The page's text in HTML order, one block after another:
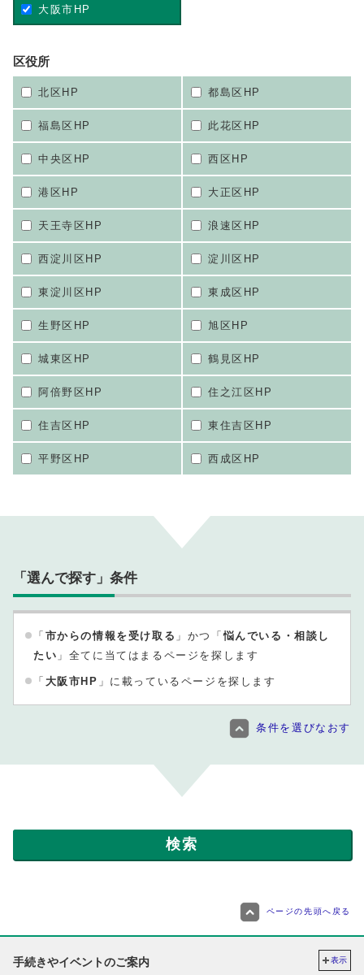
大阪市HP
区役所
北区HP 都島区HP
福島区HP 此花区HP
中央区HP 西区HP
港区HP 大正区HP
天王寺区HP 浪速区HP
西淀川区HP 淀川区HP
東淀川区HP 東成区HP
生野区HP 旭区HP
城東区HP 鶴見区HP
阿倍野区HP 住之江区HP
住吉区HP 東住吉区HP
平野区HP 西成区HP
「選んで探す」条件
「 市からの情報を受け取る 」かつ「悩んでいる・相談し
たい 」全てに当てはまるページを探します
「 大阪市HP 」に載っているページを探します
条件を選びなおす
ページの先頭へ戻る
手続きやイベントのご案内 表示